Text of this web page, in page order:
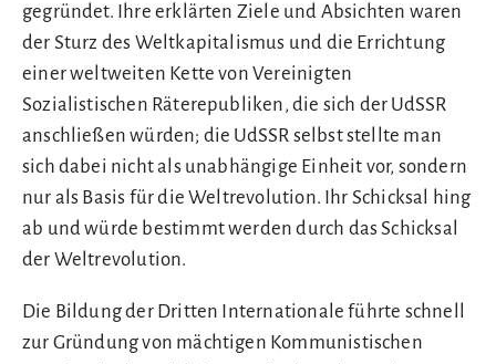
gegründet. Ihre erklärten Ziele und Absichten waren
der Sturz des Weltkapitalismus und die Errichtung
einer weltweiten Kette von Vereinigten
Sozialistischen Räterepubliken, die sich der UdSSR
anschließen würden; die UdSSR selbst stellte man
sich dabei nicht als unabhängige Einheit vor, sondern
nur als Basis für die Weltrevolution. Ihr Schicksal hing
ab und würde bestimmt werden durch das Schicksal
der Weltrevolution.
Die Bildung der Dritten Internationale führte schnell
zur Gründung von mächtigen Kommunistischen